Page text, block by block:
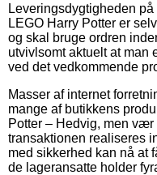
Leveringsdygtigheden
LEGO Harry Potter er
og skal bruge ordren
utvivlsomt aktuelt at man
ved det vedkommende
Masser af internet
mange af butikkens
Potter – Hedvig, men
transaktionen realiseres
med sikkerhed kan nå at
de lageransatte holder